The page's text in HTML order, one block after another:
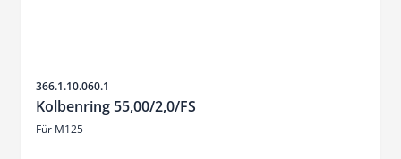
SKU
366.1.10.060.1
Kolbenring 55,00/2,0/FS
Für M125